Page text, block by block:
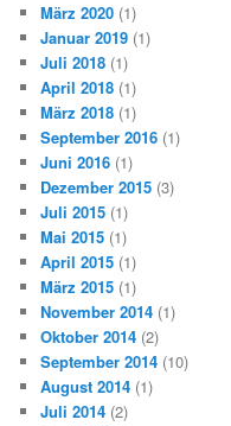
März 2020 (1)
Januar 2019 (1)
Juli 2018 (1)
April 2018 (1)
März 2018 (1)
September 2016 (1)
Juni 2016 (1)
Dezember 2015 (3)
Juli 2015 (1)
Mai 2015 (1)
April 2015 (1)
März 2015 (1)
November 2014 (1)
Oktober 2014 (2)
September 2014 (10)
August 2014 (1)
Juli 2014 (2)